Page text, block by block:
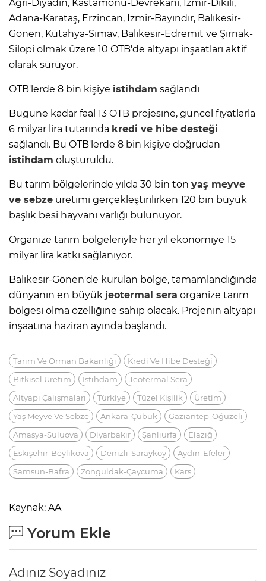
Ağrı-Diyadin, Kastamonu-Devrekani, İzmir-Dikili,
Adana-Karataş, Erzincan, İzmir-Bayındır, Balıkesir-
Gönen, Kütahya-Simav, Balıkesir-Edremit ve Şırnak-
Silopi olmak üzere 10 OTB'de altyapı inşaatları aktif
olarak sürüyor.
OTB'lerde 8 bin kişiye istihdam sağlandı
Bugüne kadar faal 13 OTB projesine, güncel fiyatlarla
6 milyar lira tutarında kredi ve hibe desteği
sağlandı. Bu OTB'lerde 8 bin kişiye doğrudan
istihdam oluşturuldu.
Bu tarım bölgelerinde yılda 30 bin ton yaş meyve
ve sebze üretimi gerçekleştirilirken 120 bin büyük
başlık besi hayvanı varlığı bulunuyor.
Organize tarım bölgeleriyle her yıl ekonomiye 15
milyar lira katkı sağlanıyor.
Balıkesir-Gönen'de kurulan bölge, tamamlandığında
dünyanın en büyük jeotermal sera organize tarım
bölgesi olma özelliğine sahip olacak. Projenin altyapı
inşaatına haziran ayında başlandı.
Tarım Ve Orman Bakanlığı
Kredi Ve Hibe Desteği
Bitkisel Üretim
Istihdam
Jeotermal Sera
Altyapı Çalışmaları
Türkiye Tüzel Kişilik
Üretim
Yaş Meyve Ve Sebze
Ankara-Çubuk
Gaziantep-Oğuzeli
Amasya-Suluova
Diyarbakır Şanlıurfa
Elazığ
Eskişehir-Beylikova
Denizli-Sarayköy
Aydın-Efeler
Samsun-Bafra
Zonguldak-Çaycuma Kars
Kaynak: AA
Yorum Ekle
Adınız Soyadınız